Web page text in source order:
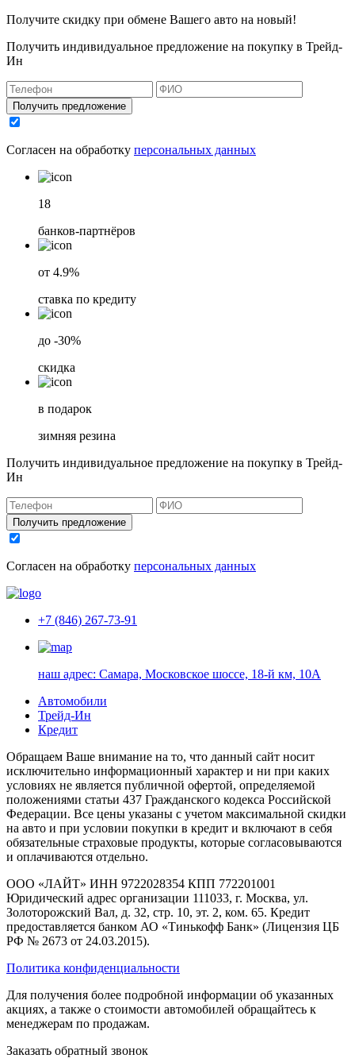
Получите скидку при обмене Вашего авто на новый!
Получить индивидуальное предложение на покупку в Трейд-
Ин
Получить предложение
Согласен на обработку персональных данных
18
банков-партнёров
от 4.9%
ставка по кредиту
до -30%
скидка
в подарок
зимняя резина
Получить индивидуальное предложение на покупку в Трейд-
Ин
Получить предложение
Согласен на обработку персональных данных
+7 (846) 267-73-91
наш адрес: Самара, Московское шоссе, 18-й км, 10А
Автомобили
Трейд-Ин
Кредит
Обращаем Ваше внимание на то, что данный сайт носит
исключительно информационный характер и ни при каких
условиях не является публичной офертой, определяемой
положениями статьи 437 Гражданского кодекса Российской
Федерации. Все цены указаны с учетом максимальной скидки
на авто и при условии покупки в кредит и включают в себя
обязательные страховые продукты, которые согласовываются
и оплачиваются отдельно.
ООО «ЛАЙТ» ИНН 9722028354 КПП 772201001
Юридический адрес организации 111033, г. Москва, ул.
Золоторожский Вал, д. 32, стр. 10, эт. 2, ком. 65. Кредит
предоставляется банком АО «Тинькофф Банк» (Лицензия ЦБ
РФ № 2673 от 24.03.2015).
Политика конфиденциальности
Для получения более подробной информации об указанных
акциях, а также о стоимости автомобилей обращайтесь к
менеджерам по продажам.
Заказать обратный звонок